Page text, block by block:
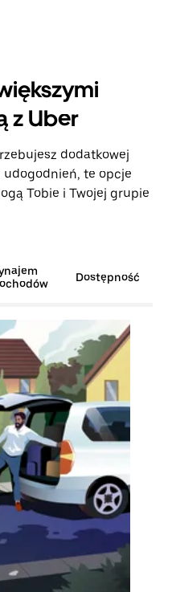
z Uber
dodatkowej
te opcje
Tobie i Twojej grupie
Dostępność